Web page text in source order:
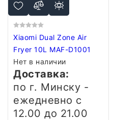
Xiaomi Dual Zone Air
Fryer 10L MAF-D1001
Нет в наличии
Доставка:
по г. Минску -
ежедневно с
12.00 до 21.00